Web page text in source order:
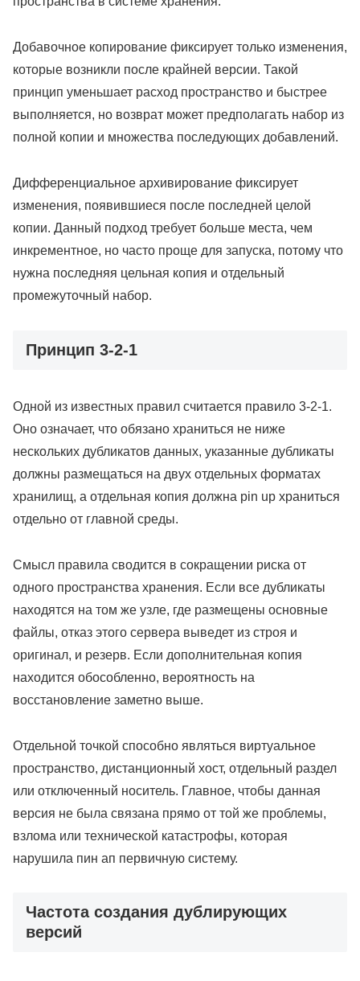
Добавочное копирование фиксирует только изменения,
которые возникли после крайней версии. Такой
принцип уменьшает расход пространство и быстрее
выполняется, но возврат может предполагать набор из
полной копии и множества последующих добавлений.
Дифференциальное архивирование фиксирует
изменения, появившиеся после последней целой
копии. Данный подход требует больше места, чем
инкрементное, но часто проще для запуска, потому что
нужна последняя цельная копия и отдельный
промежуточный набор.
Принцип 3-2-1
Одной из известных правил считается правило 3-2-1.
Оно означает, что обязано храниться не ниже
нескольких дубликатов данных, указанные дубликаты
должны размещаться на двух отдельных форматах
хранилищ, а отдельная копия должна pin up храниться
отдельно от главной среды.
Смысл правила сводится в сокращении риска от
одного пространства хранения. Если все дубликаты
находятся на том же узле, где размещены основные
файлы, отказ этого сервера выведет из строя и
оригинал, и резерв. Если дополнительная копия
находится обособленно, вероятность на
восстановление заметно выше.
Отдельной точкой способно являться виртуальное
пространство, дистанционный хост, отдельный раздел
или отключенный носитель. Главное, чтобы данная
версия не была связана прямо от той же проблемы,
взлома или технической катастрофы, которая
нарушила пин ап первичную систему.
Частота создания дублирующих
версий